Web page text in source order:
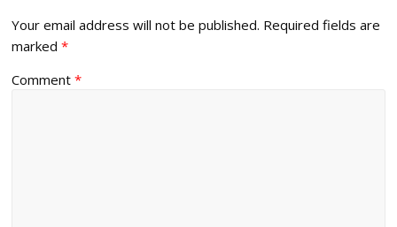
Your email address will not be published. Required fields are
marked*
Comment*